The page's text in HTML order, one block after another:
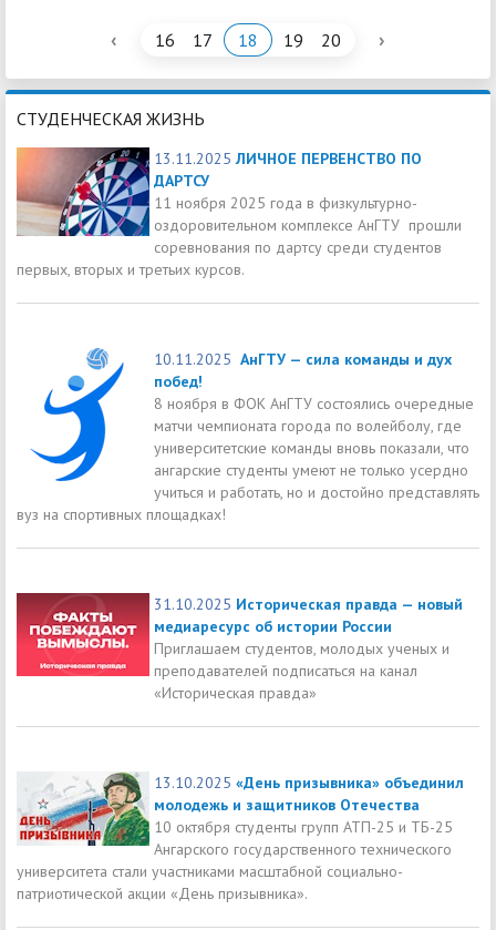
‹ 16 17 18 19 20 ›
СТУДЕНЧЕСКАЯ ЖИЗНЬ
13.11.2025 ЛИЧНОЕ ПЕРВЕНСТВО ПО
ДАРТСУ
11 ноября 2025 года в физкультурно-
оздоровительном комплексе АнГТУ прошли
соревнования по дартсу среди студентов
первых, вторых и третьих курсов.
10.11.2025 АнГТУ — сила команды и дух
побед!
8 ноября в ФОК АнГТУ состоялись очередные
матчи чемпионата города по волейболу, где
университетские команды вновь показали, что
ангарские студенты умеют не только усердно
учиться и работать, но и достойно представлять
вуз на спортивных площадках!
31.10.2025 Историческая правда — новый
медиаресурс об истории России
Приглашаем студентов, молодых ученых и
преподавателей подписаться на канал
«Историческая правда»
13.10.2025 «День призывника» объединил
молодежь и защитников Отечества
10 октября студенты групп АТП-25 и ТБ-25
Ангарского государственного технического
университета стали участниками масштабной социально-
патриотической акции «День призывника».